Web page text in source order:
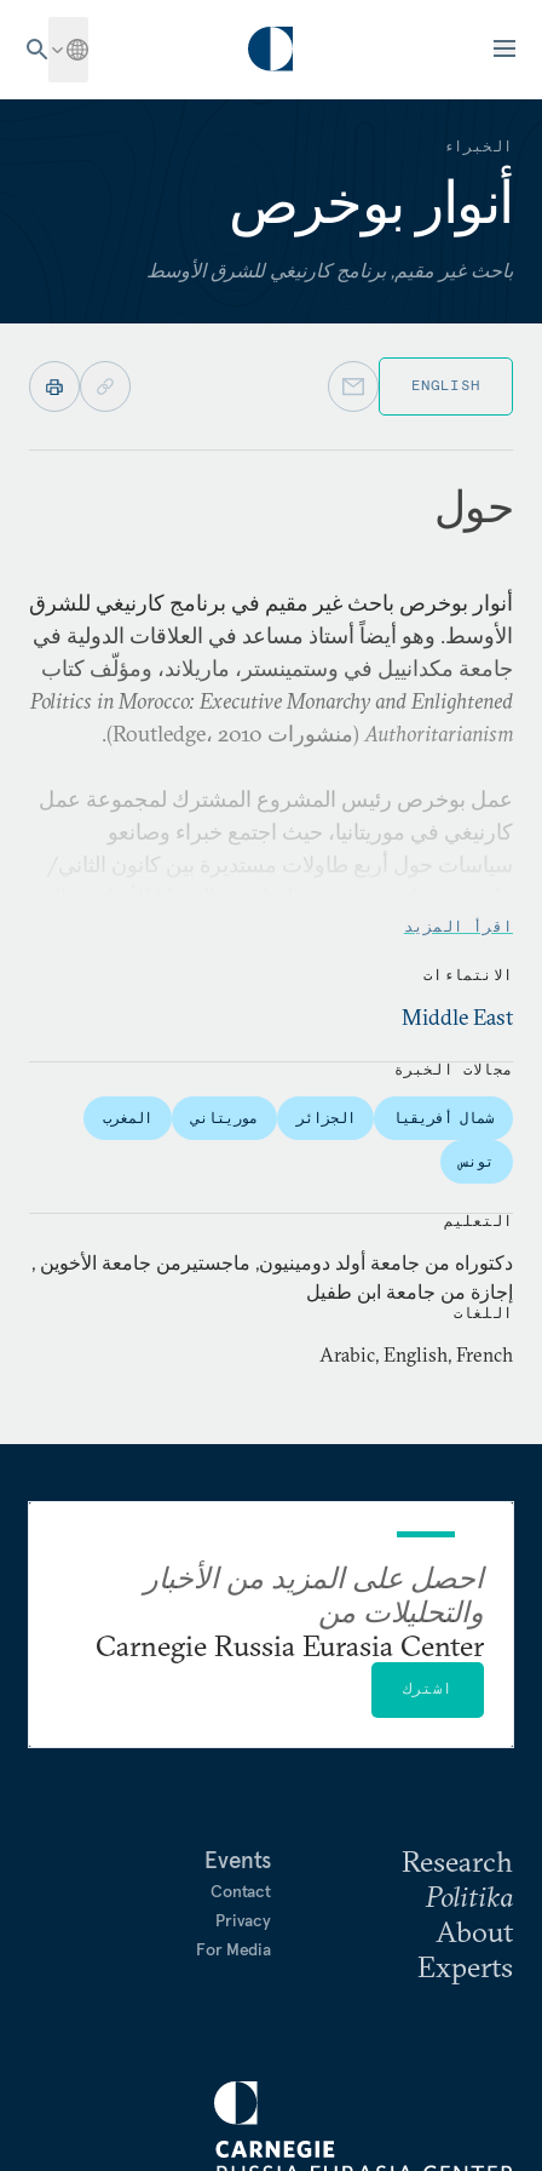
الخبراء
أنوار بوخرص
باحث غير مقيم, برنامج كارنيغي للشرق الأوسط
ENGLISH
حول
أنوار بوخرص باحث غير مقيم في برنامج كارنيغي للشرق
الأوسط. وهو أيضاً أستاذ مساعد في العلاقات الدولية في
جامعة مكدانييل في وستمينستر، ماريلاند، ومؤلّف كتاب
Politics in Morocco: Executive Monarchy andEnlightened
Authoritarianism (منشورات Routledge، 2010).
عمل بوخرص رئيس المشروع المشترك لمجموعة عمل
كارنيغي في موريتانيا، حيث اجتمع خبراء وصانعو
سياسات حول أربع طاولات مستديرة بين كانون الثاني/
تواجهها البلاد واستجابة المجتمع الدولي.
حيث نشر الورقتين: "العنف السياسي في شمال أفريقيا:
مصاعب التحرر غير المكتمل" و"مواجهة نمو الشبكات
الإرهابية في المغرب العربي: تحويل التهديدات إلى
فرص". ظهرت منشوراته الأخرى في عدد كبير من
المجلات والصحف الرائدة، بما فيها
Studies
و European Security
International Affairs Online
.
اقرأ المزيد
الانتماءات
Middle East
مجالات الخبرة
شمال أفريقيا الجزائر موريتاني المغرب
تونس
التعليم
دكتوراه من جامعة أولد دومينيون, ماجستيرمن جامعة الأخوين ,
إجازة من جامعة ابن طفيل
اللغات
Arabic, English, French
Research
Politika
About
Experts
Events
Contact
Privacy
For Media
احصل على المزيد من الأخبار
والتحليلات من
Carnegie Russia Eurasia Center
اشترك